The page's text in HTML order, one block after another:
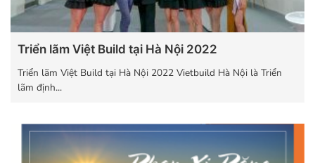
Triển lãm Việt Build tại Hà Nội 2022
Triển lãm Việt Build tại Hà Nội 2022 Vietbuild Hà Nội là Triển
lãm định...